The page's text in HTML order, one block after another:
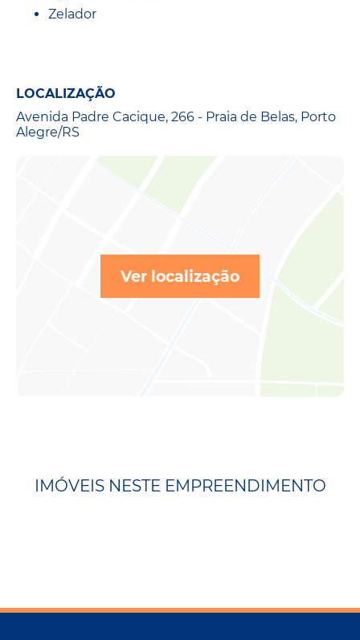
Zelador
LOCALIZAÇÃO
Avenida Padre Cacique, 266 - Praia de Belas, Porto
Alegre/RS
Ver localização
IMÓVEIS NESTE EMPREENDIMENTO